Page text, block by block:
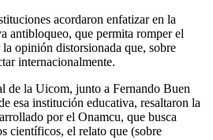
acordaron enfatizar en la
antibloqueo, que permita romper el
opinión distorsionada que, sobre
internacionalmente.
de la Uicom, junto a Fernando Buen
esa institución educativa, resaltaron la
por el Onamcu, que busca
científicos, el relato que (sobre